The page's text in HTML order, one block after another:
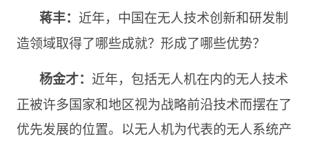
蒋丰： 近年，中国在无人技术创新和研发制
造领域取得了哪些成就？形成了哪些优势？
杨金才： 近年，包括无人机在内的无人技术
正被许多国家和地区视为战略前沿技术而摆在了
优先发展的位置。以无人机为代表的无人系统产